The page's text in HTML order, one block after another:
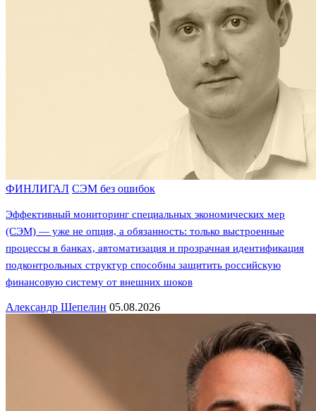
ФИНЛИГАЛ СЭМ без ошибок
Эффективный мониторинг специальных экономических мер
(СЭМ) — уже не опция, а обязанность: только выстроенные
процессы в банках, автоматизация и прозрачная идентификация
подконтрольных структур способны защитить российскую
финансовую систему от внешних шоков
Александр Шепелин 05.08.2026